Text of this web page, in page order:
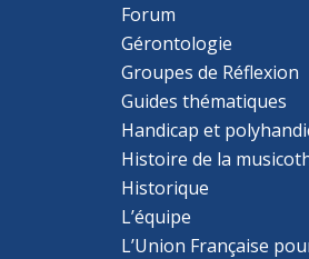
Forum
Gérontologie
Groupes de Réflexion
Guides thématiques
Handicap et
Histoire de la
Historique
L’équipe
L’Union Française